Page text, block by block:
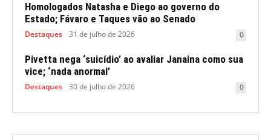
Homologados Natasha e Diego ao governo do
Estado; Fávaro e Taques vão ao Senado
Destaques 31 de julho de 2026 0
Pivetta nega ‘suicídio’ ao avaliar Janaina como sua
vice; ‘nada anormal’
Destaques 30 de julho de 2026 0